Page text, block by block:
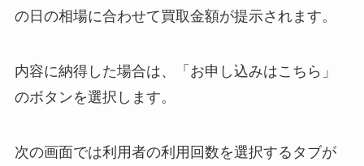
の日の相場に合わせて買取金額が提示されます。
内容に納得した場合は、「お申し込みはこちら」
のボタンを選択します。
次の画面では利用者の利用回数を選択するタブが